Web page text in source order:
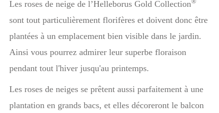
Les roses de neige de l’Helleborus Gold Collection
sont tout particulièrement florifères et doivent donc être
plantées à un emplacement bien visible dans le jardin.
Ainsi vous pourrez admirer leur superbe floraison
pendant tout l'hiver jusqu'au printemps.
Les roses de neiges se prêtent aussi parfaitement à une
plantation en grands bacs, et elles décoreront le balcon